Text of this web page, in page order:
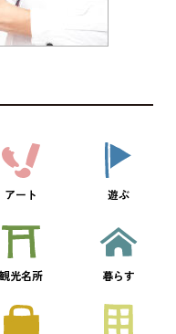
アート 遊ぶ
観光名所 暮らす